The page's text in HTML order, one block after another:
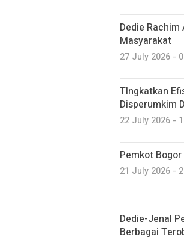
Dedie
Masyarakat
27 July 2026 -
TIngkatkan
Disperumkim
22 July 2026 -
Pemkot
21 July 2026 -
Dedie-Jenal
Berbagai